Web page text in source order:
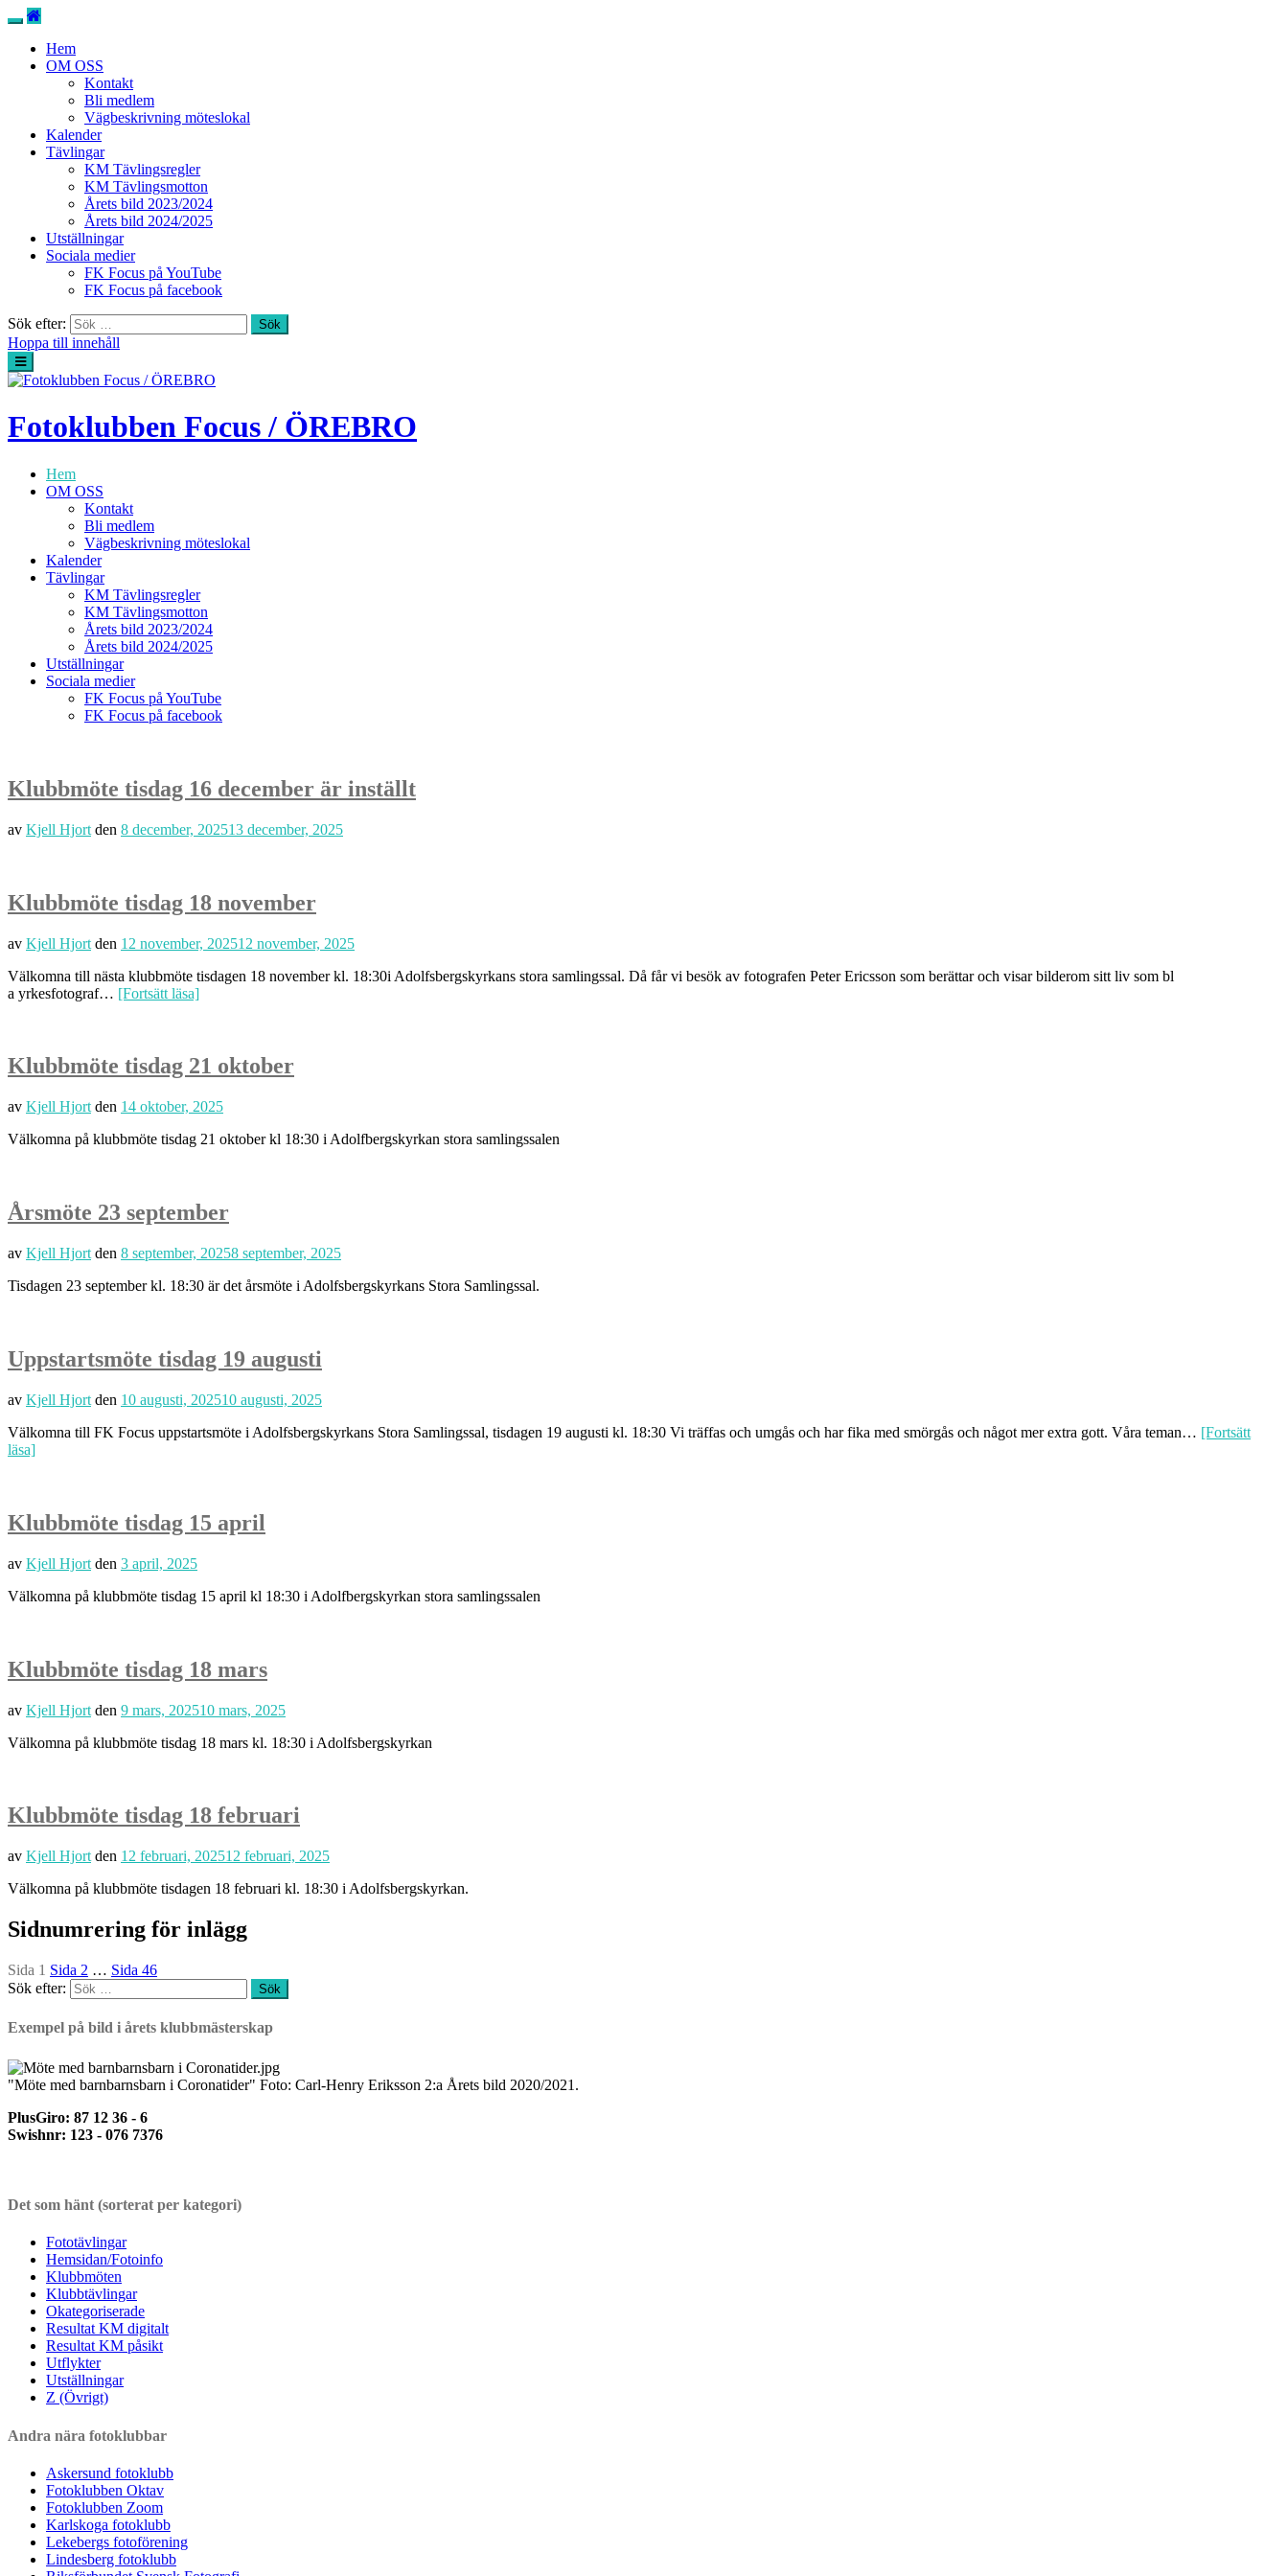
Hem
OM OSS
Kontakt
Bli medlem
Vägbeskrivning möteslokal
Kalender
Tävlingar
KM Tävlingsregler
KM Tävlingsmotton
Årets bild 2023/2024
Årets bild 2024/2025
Utställningar
Sociala medier
FK Focus på YouTube
FK Focus på facebook
Sök efter:
Hoppa till innehåll
Fotoklubben Focus / ÖREBRO
Hem
OM OSS
Kontakt
Bli medlem
Vägbeskrivning möteslokal
Kalender
Tävlingar
KM Tävlingsregler
KM Tävlingsmotton
Årets bild 2023/2024
Årets bild 2024/2025
Utställningar
Sociala medier
FK Focus på YouTube
FK Focus på facebook
Klubbmöte tisdag 16 december är inställt
av Kjell Hjort den 8 december, 202513 december, 2025
Klubbmöte tisdag 18 november
av Kjell Hjort den 12 november, 202512 november, 2025
Välkomna till nästa klubbmöte tisdagen 18 november kl. 18:30i Adolfsbergskyrkans stora samlingssal. Då får vi besök av fotografen Peter Ericsson som berättar och visar bilderom sitt liv som bl
a yrkesfotograf… [Fortsätt läsa]
Klubbmöte tisdag 21 oktober
av Kjell Hjort den 14 oktober, 2025
Välkomna på klubbmöte tisdag 21 oktober kl 18:30 i Adolfbergskyrkan stora samlingssalen
Årsmöte 23 september
av Kjell Hjort den 8 september, 20258 september, 2025
Tisdagen 23 september kl. 18:30 är det årsmöte i Adolfsbergskyrkans Stora Samlingssal.
Uppstartsmöte tisdag 19 augusti
av Kjell Hjort den 10 augusti, 202510 augusti, 2025
Välkomna till FK Focus uppstartsmöte i Adolfsbergskyrkans Stora Samlingssal, tisdagen 19 augusti kl. 18:30 Vi träffas och umgås och har fika med smörgås och något mer extra gott. Våra teman… [Fortsätt
läsa]
Klubbmöte tisdag 15 april
av Kjell Hjort den 3 april, 2025
Välkomna på klubbmöte tisdag 15 april kl 18:30 i Adolfbergskyrkan stora samlingssalen
Klubbmöte tisdag 18 mars
av Kjell Hjort den 9 mars, 202510 mars, 2025
Välkomna på klubbmöte tisdag 18 mars kl. 18:30 i Adolfsbergskyrkan
Klubbmöte tisdag 18 februari
av Kjell Hjort den 12 februari, 202512 februari, 2025
Välkomna på klubbmöte tisdagen 18 februari kl. 18:30 i Adolfsbergskyrkan.
Sidnumrering för inlägg
Sida 1 Sida 2 … Sida 46
Sök efter:
Exempel på bild i årets klubbmästerskap
"Möte med barnbarnsbarn i Coronatider" Foto: Carl-Henry Eriksson 2:a Årets bild 2020/2021.
PlusGiro: 87 12 36 - 6
Swishnr: 123 - 076 7376
Det som hänt (sorterat per kategori)
Fototävlingar
Hemsidan/Fotoinfo
Klubbmöten
Klubbtävlingar
Okategoriserade
Resultat KM digitalt
Resultat KM påsikt
Utflykter
Utställningar
Z (Övrigt)
Andra nära fotoklubbar
Askersund fotoklubb
Fotoklubben Oktav
Fotoklubben Zoom
Karlskoga fotoklubb
Lekebergs fotoförening
Lindesberg fotoklubb